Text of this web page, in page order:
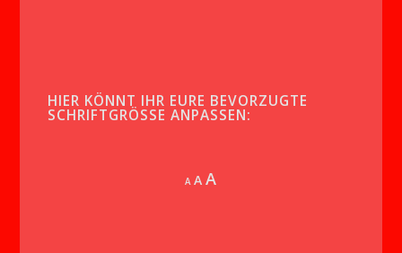
HIER KÖNNT IHR EURE BEVORZUGTE
SCHRIFTGRÖSSE ANPASSEN:
A Decrease
AReset
AIncrease